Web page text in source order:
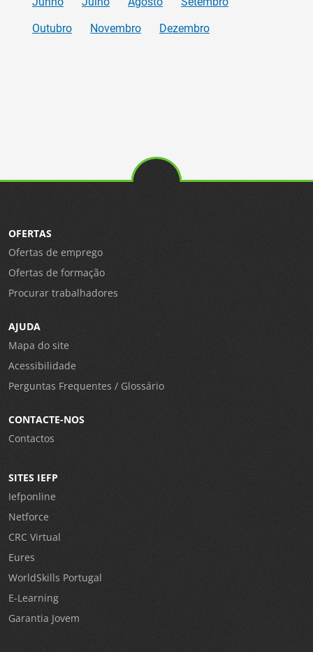
Outubro
Novembro Dezembro
OFERTAS
Ofertas de emprego
Ofertas de formação
Procurar trabalhadores
AJUDA
Mapa do site
Acessibilidade
Perguntas Frequentes / Glossário
CONTACTE-NOS
Contactos
SITES IEFP
Iefponline
Netforce
CRC Virtual
Eures
WorldSkills Portugal
E-Learning
Garantia Jovem